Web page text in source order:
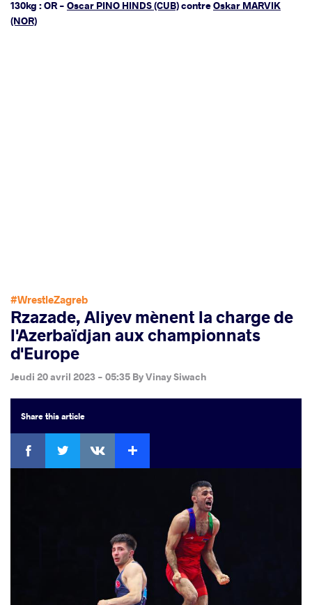
130kg : OR - Oscar PINO HINDS (CUB)contreOskar MARVIK
(NOR)
#WrestleZagreb
Rzazade, Aliyev mènent la charge de
l'Azerbaïdjan aux championnats
d'Europe
Jeudi 20 avril 2023 - 05:35 ByVinay Siwach
Sharethis article
Facebook